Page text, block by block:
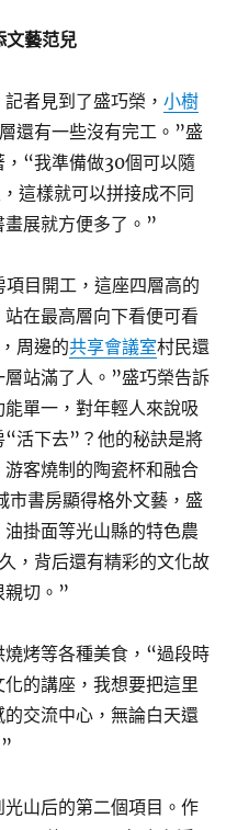
文藝范兒
者見到了盛巧榮，小樹
還有一些沒有完工。”盛
“我準備做30個可以隨
這樣就可以拼接成不同
展就方便多了。”
目開工，這座四層高的
在最高層向下看便可看
周邊的共享會議室村民還
站滿了人。”盛巧榮告訴
單一，對年輕人來說吸
活下去”？他的秘訣是將
客燒制的陶瓷杯和融合
市書房顯得格外文藝，盛
掛面等光山縣的特色農
，背后還有精彩的文化故
親切。”
烤等各種美食，“過段時
的講座，我想要把這里
交流中心，無論白天還
山后的第二個項目。作